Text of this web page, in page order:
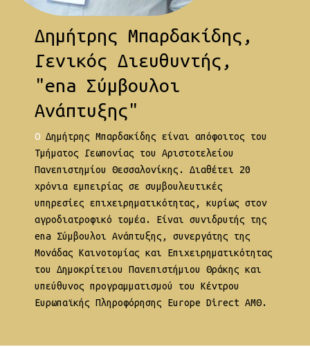
Δημήτρης Μπαρδακίδης,
Γενικός Διευθυντής,
"ena Σύμβουλοι
Ανάπτυξης"
O Δημήτρης Μπαρδακίδης είναι απόφοιτος του
Τμήματος Γεωπονίας του Αριστοτελείου
Πανεπιστημίου Θεσσαλονίκης. Διαθέτει 20
χρόνια εμπειρίας σε συμβουλευτικές
υπηρεσίες επιχειρηματικότητας, κυρίως στον
αγροδιατροφικό τομέα. Είναι συνιδρυτής της
ena Σύμβουλοι Ανάπτυξης, συνεργάτης της
Μονάδας Καινοτομίας και Επιχειρηματικότητας
του Δημοκρίτειου Πανεπιστήμιου Θράκης και
υπεύθυνος προγραμματισμού του Κέντρου
Ευρωπαϊκής Πληροφόρησης Europe Direct ΑΜΘ.